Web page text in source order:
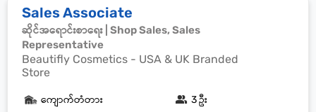
Sales Associate
ဆိုင်အရောင်းစာရေး | Shop Sales, Sales
Representative
Beautifly Cosmetics - USA & UK Branded
Store
ကျောက်တံတား 3 ဦး